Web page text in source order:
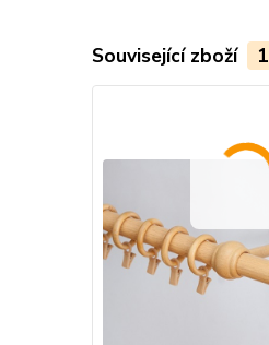
Související zboží 1